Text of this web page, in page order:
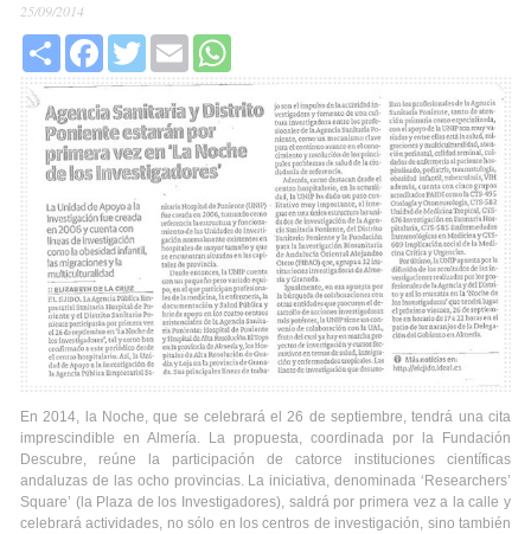
25/09/2014
Share FacebookTwitter Email
En 2014, la Noche, que se celebrará el 26 de septiembre, tendrá una cita
imprescindible en Almería. La propuesta, coordinada por la Fundación
Descubre, reúne la participación de catorce instituciones científicas
andaluzas de las ocho provincias. La iniciativa, denominada ‘Researchers’
Square’ (la Plaza de los Investigadores), saldrá por primera vez a la calle y
celebrará actividades, no sólo en los centros de investigación, sino también